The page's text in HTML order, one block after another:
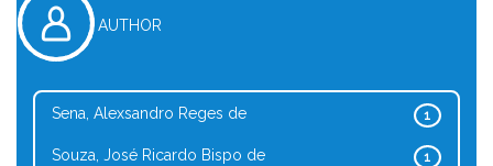
AUTHOR
1
Sena, Alexsandro Reges de
1
Souza, José Ricardo Bispo de